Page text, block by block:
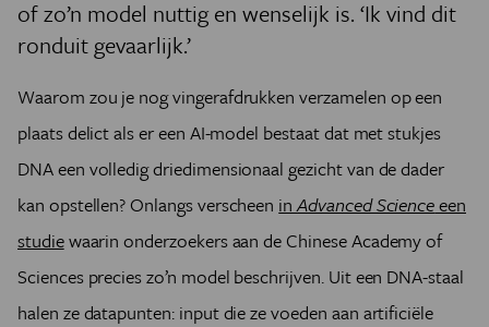
of zo’n model nuttig en wenselijk is. ‘Ik vind dit
ronduit gevaarlijk.’
Waarom zou je nog vingerafdrukken verzamelen op een
plaats delict als er een AI-model bestaat dat met stukjes
DNA een volledig driedimensionaal gezicht van de dader
kan opstellen? Onlangs verscheen inAdvanced Scienceeen
studiewaarin onderzoekers aan de Chinese Academy of
Sciences precies zo’n model beschrijven. Uit een DNA-staal
halen ze datapunten: input die ze voeden aan artificiële